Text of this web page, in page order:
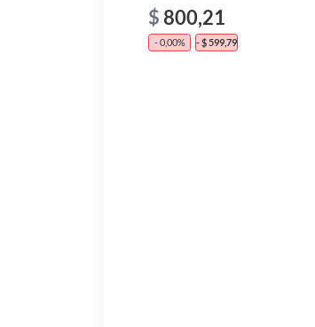
$ 800,21
- 0,00% - $ 599,79